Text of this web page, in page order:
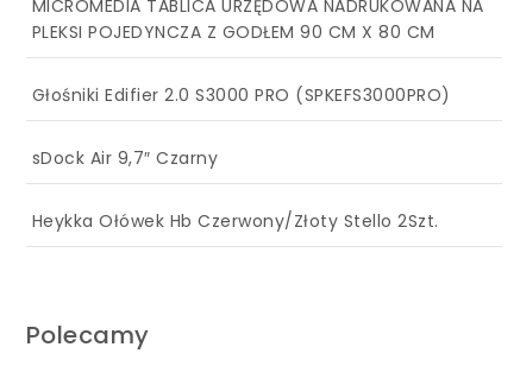
MICROMEDIA TABLICA URZĘDOWA NADRUKOWANA NA
PLEKSI POJEDYNCZA Z GODŁEM 90 CM X 80 CM
Głośniki Edifier 2.0 S3000 PRO (SPKEFS3000PRO)
sDock Air 9,7″ Czarny
Heykka Ołówek Hb Czerwony/Złoty Stello 2Szt.
Polecamy